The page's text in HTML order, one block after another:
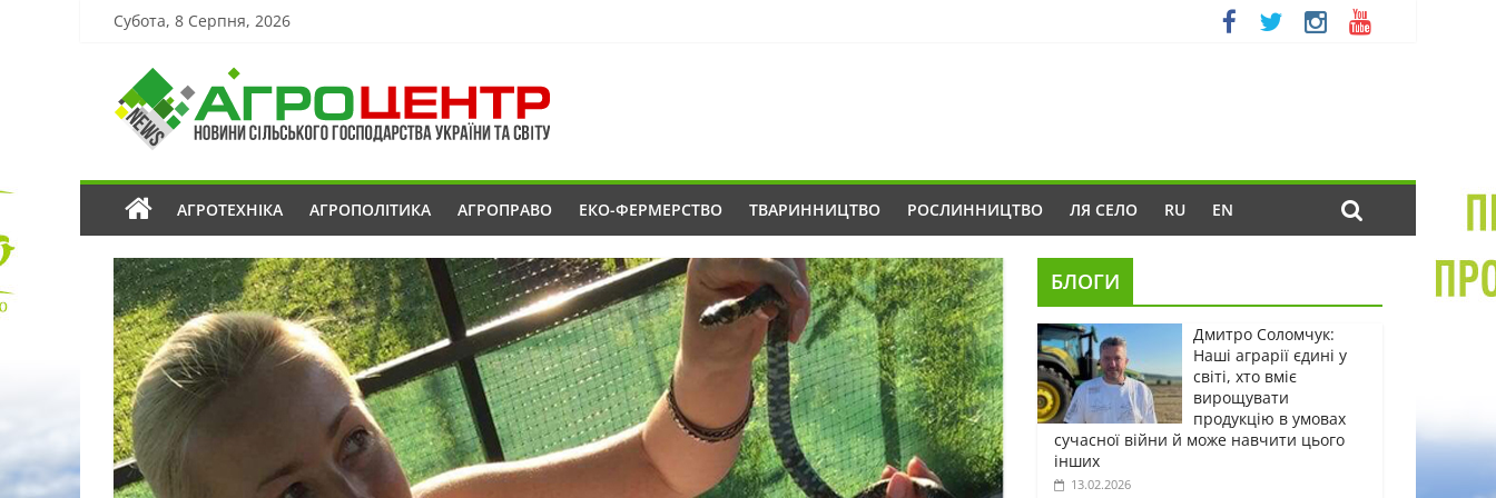
Субота, 8 Серпня, 2026
АГРОТЕХНІКА АГРОПОЛІТИКА АГРОПРАВО ЕКО-ФЕРМЕРСТВО ТВАРИННИЦТВО РОСЛИННИЦТВО ЛЯ СЕЛО RU EN
БЛОГИ
Дмитро Соломчук:
Наші аграрії єдині у
світі, хто вміє
вирощувати
продукцію в умовах
сучасної війни й може навчити цього
інших
13.02.2026